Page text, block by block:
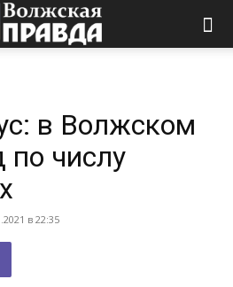
в Волжском
по числу
в 22:35